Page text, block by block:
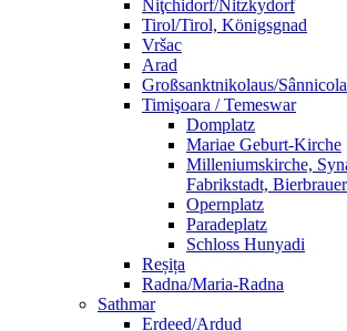
Niţchidorf/Nitzkydorf
Tirol/Tirol, Königsgnad
Vršac
Arad
Großsanktnikolaus/
Timişoara / Temeswar
Domplatz
Mariae Geburt-Kirche
Milleniumskirche,
Fabrikstadt,
Opernplatz
Paradeplatz
Schloss Hunyadi
Reșița
Radna/Maria-Radna
Sathmar
Erdeed/Ardud